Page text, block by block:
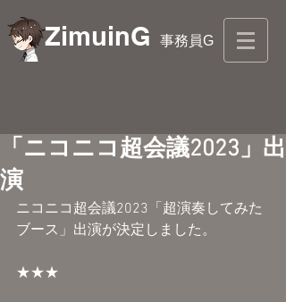
ZimuinG 事務員G
「ニコニコ超会議2023」出
演
ニコニコ超会議2023「超演奏してみた
ブース」出演が決定しました。
★★★